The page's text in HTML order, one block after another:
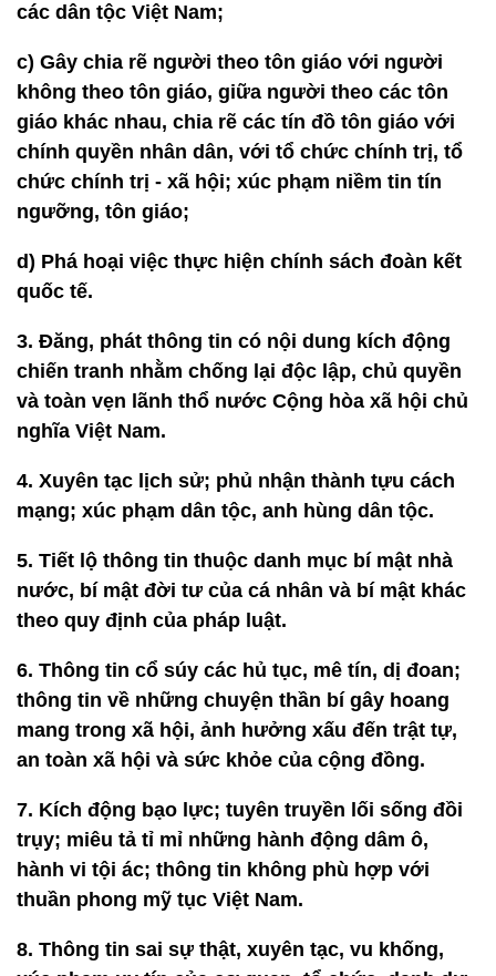
các dân tộc Việt Nam;
c) Gây chia rẽ người theo tôn giáo với người
không theo tôn giáo, giữa người theo các tôn
giáo khác nhau, chia rẽ các tín đồ tôn giáo với
chính quyền nhân dân, với tổ chức chính trị, tổ
chức chính trị - xã hội; xúc phạm niềm tin tín
ngưỡng, tôn giáo;
d) Phá hoại việc thực hiện chính sách đoàn kết
quốc tế.
3. Đăng, phát thông tin có nội dung kích động
chiến tranh nhằm chống lại độc lập, chủ quyền
và toàn vẹn lãnh thổ nước Cộng hòa xã hội chủ
nghĩa Việt Nam.
4. Xuyên tạc lịch sử; phủ nhận thành tựu cách
mạng; xúc phạm dân tộc, anh hùng dân tộc.
5. Tiết lộ thông tin thuộc danh mục bí mật nhà
nước, bí mật đời tư của cá nhân và bí mật khác
theo quy định của pháp luật.
6. Thông tin cổ súy các hủ tục, mê tín, dị đoan;
thông tin về những chuyện thần bí gây hoang
mang trong xã hội, ảnh hưởng xấu đến trật tự,
an toàn xã hội và sức khỏe của cộng đồng.
7. Kích động bạo lực; tuyên truyền lối sống đồi
trụy; miêu tả tỉ mỉ những hành động dâm ô,
hành vi tội ác; thông tin không phù hợp với
thuần phong mỹ tục Việt Nam.
8. Thông tin sai sự thật, xuyên tạc, vu khống,